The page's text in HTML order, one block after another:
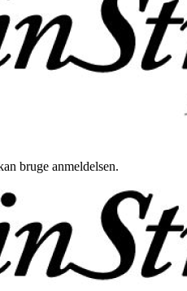
bruge anmeldelsen.